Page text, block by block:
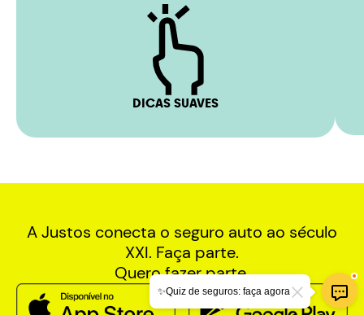
DICAS SUAVES
A Justos conecta o seguro auto ao século
XXI. Faça parte.
Quero fazer parte.
✨Quiz de seguros: faça agora